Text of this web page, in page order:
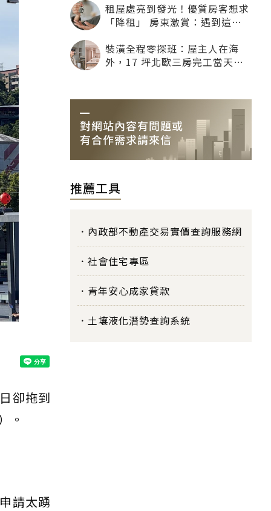
卻拖到
。
申請太踴
租屋處亮到發光！優質房客想求
「降租」 房東激賞：遇到這種
裝潢全程零探班：屋主人在海
外，17 坪北歐三房完工當天才
推薦工具
內政部不動產交易實價查詢服務網
社會住宅專區
青年安心成家貸款
土壤液化潛勢查詢系統